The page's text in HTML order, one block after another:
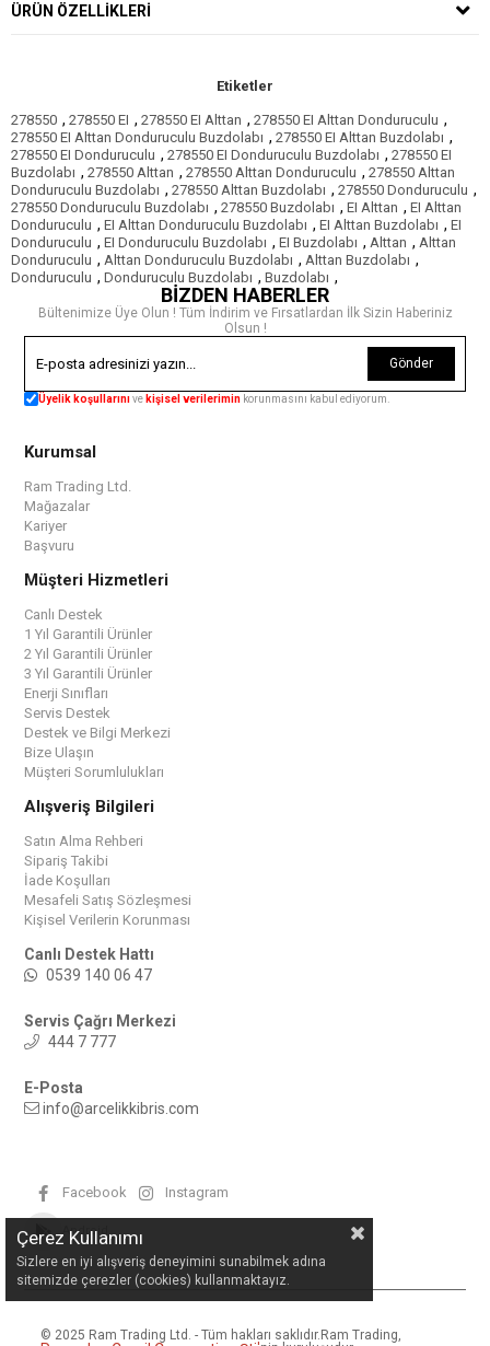
ÜRÜN ÖZELLIKLERI
Etiketler
278550 , 278550 EI , 278550 EI Alttan , 278550 EI Alttan Donduruculu ,
278550 EI Alttan Donduruculu Buzdolabı , 278550 EI Alttan Buzdolabı ,
278550 EI Donduruculu , 278550 EI Donduruculu Buzdolabı , 278550 EI
Buzdolabı , 278550 Alttan , 278550 Alttan Donduruculu , 278550 Alttan
Donduruculu Buzdolabı , 278550 Alttan Buzdolabı , 278550 Donduruculu ,
278550 Donduruculu Buzdolabı , 278550 Buzdolabı , EI Alttan , EI Alttan
Donduruculu , EI Alttan Donduruculu Buzdolabı , EI Alttan Buzdolabı , EI
Donduruculu , EI Donduruculu Buzdolabı , EI Buzdolabı , Alttan , Alttan
Donduruculu , Alttan Donduruculu Buzdolabı , Alttan Buzdolabı ,
Donduruculu , Donduruculu Buzdolabı , Buzdolabı ,
BİZDEN HABERLER
Bültenimize Üye Olun ! Tüm İndirim ve Fırsatlardan İlk Sizin Haberiniz
Olsun !
Gönder
Üyelik koşullarınıve kişisel verilerimin korunmasını kabul ediyorum.
Kurumsal
Ram Trading Ltd.
Mağazalar
Kariyer
Başvuru
Müşteri Hizmetleri
Canlı Destek
1 Yıl Garantili Ürünler
2 Yıl Garantili Ürünler
3 Yıl Garantili Ürünler
Enerji Sınıfları
Servis Destek
Destek ve Bilgi Merkezi
Bize Ulaşın
Müşteri Sorumlulukları
Alışveriş Bilgileri
Satın Alma Rehberi
Sipariş Takibi
İade Koşulları
Mesafeli Satış Sözleşmesi
Kişisel Verilerin Korunması
Canlı Destek Hattı
0539 140 06 47
Servis Çağrı Merkezi
444 7 777
E-Posta
info@arcelikkibris.com
Facebook Instagram
Android
© 2025 Ram Trading Ltd. - Tüm hakları saklıdır. Ram Trading,
Çerez Kullanımı
Sizlere en iyi alışveriş deneyimini sunabilmek adına
sitemizde çerezler (cookies) kullanmaktayız.